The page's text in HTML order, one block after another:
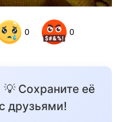
0 0
Сохраните её
друзьями!